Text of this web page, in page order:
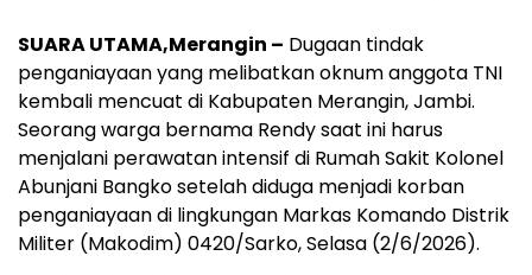
SUARA UTAMA,Merangin – Dugaan tindak
penganiayaan yang melibatkan oknum anggota TNI
kembali mencuat di Kabupaten Merangin, Jambi.
Seorang warga bernama Rendy saat ini harus
menjalani perawatan intensif di Rumah Sakit Kolonel
Abunjani Bangko setelah diduga menjadi korban
penganiayaan di lingkungan Markas Komando Distrik
Militer (Makodim) 0420/Sarko, Selasa (2/6/2026).